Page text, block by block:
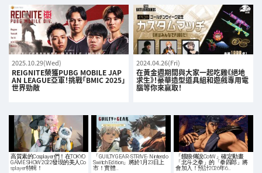
2025.10.29(Wed)
REIGNITE榮獲PUBG MOBILE JAP
AN LEAGUE亞軍！挑戰「BMIC 2025」
世界勁敵
2024.04.26(Fri)
在黃金週期間與大家一起吃雞《絕地
求生》！豪華造型道具組和遊戲專用電
腦等你來贏取！
高質素的Cosplayer們！在TOKYO
GAME SHOW 2022發現的美人Co
splayer特輯！
「GUILTY GEAR -STRIVE- Nintendo
Switch Edition」將於1月23日上
市！實體…
「餓狼傳說CotW」確定動畫
「北斗之拳」的「拳四郎」將
會加入！預計2026年6…